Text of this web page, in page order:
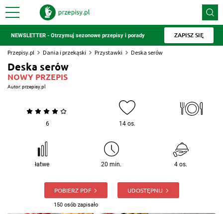
NEWSLETTER - Otrzymuj sezonowe przepisy i porady ZAPISZ SIĘ
Przepisy.pl Dania i przekąski Przystawki Deska serów
Deska serów
NOWY PRZEPIS
Autor:przepisy.pl
6 14 os.
łatwe 20 min. 4 os.
POBIERZ PDF
150 osób zapisało
UDOSTĘPNIJ